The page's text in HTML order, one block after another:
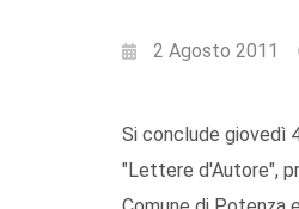
2 Agosto 2011
Si conclude giovedì
"Lettere d'Autore",